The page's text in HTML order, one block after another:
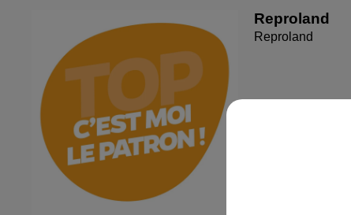
Reproland
Reproland